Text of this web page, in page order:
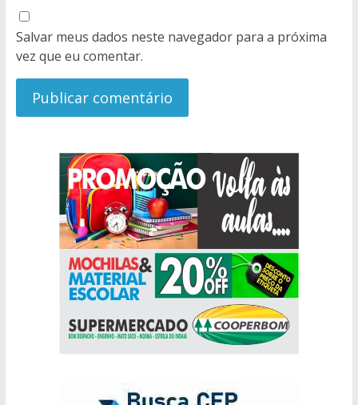
Salvar meus dados neste navegador para a próxima
vez que eu comentar.